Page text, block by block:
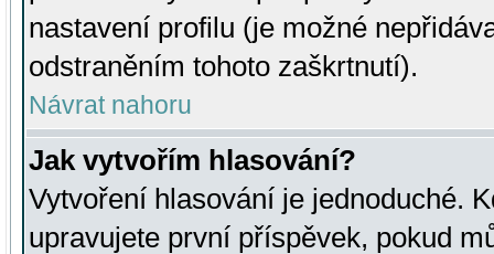
nastavení profilu (je možné
odstraněním tohoto zaškrtnutí).
Návrat nahoru
Jak vytvořím hlasování?
Vytvoření hlasování je jednoduché.
upravujete první příspěvek, pokud